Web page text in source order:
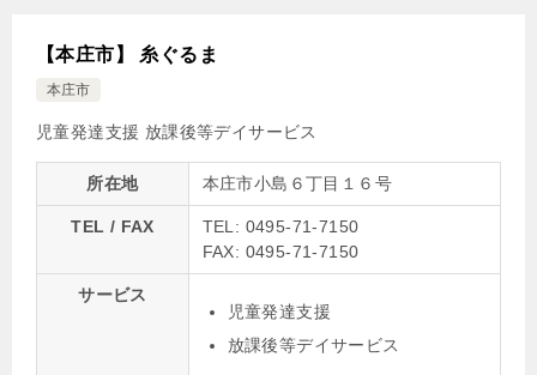
【本庄市】 糸ぐるま
本庄市
児童発達支援 放課後等デイサービス
所在地 本庄市小島６丁目１６号
TEL / FAX
TEL: 0495-71-7150
FAX: 0495-71-7150
サービス
児童発達支援
放課後等デイサービス